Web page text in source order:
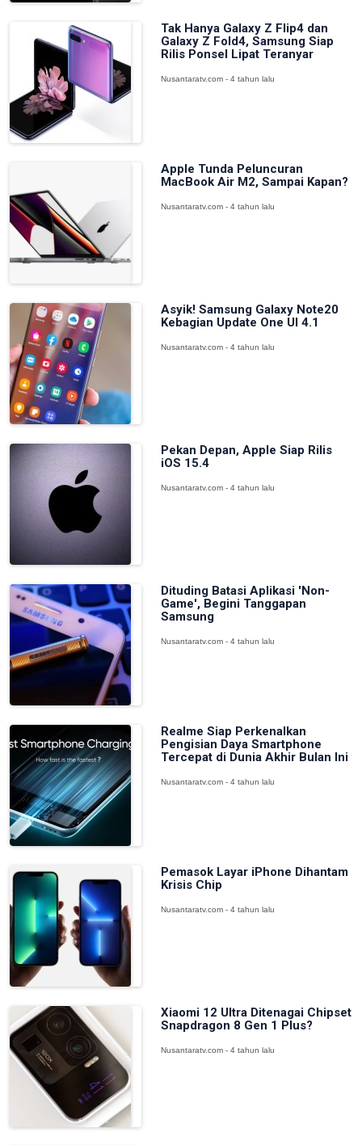
Tak Hanya Galaxy Z Flip4 dan
Galaxy Z Fold4, Samsung Siap
Rilis Ponsel Lipat Teranyar
Nusantaratv.com - 4 tahun lalu
Apple Tunda Peluncuran
MacBook Air M2, Sampai Kapan?
Nusantaratv.com - 4 tahun lalu
Asyik! Samsung Galaxy Note20
Kebagian Update One UI 4.1
Nusantaratv.com - 4 tahun lalu
Pekan Depan, Apple Siap Rilis
iOS 15.4
Nusantaratv.com - 4 tahun lalu
Dituding Batasi Aplikasi 'Non-
Game', Begini Tanggapan
Samsung
Nusantaratv.com - 4 tahun lalu
Realme Siap Perkenalkan
Pengisian Daya Smartphone
Tercepat di Dunia Akhir Bulan Ini
Nusantaratv.com - 4 tahun lalu
Pemasok Layar iPhone Dihantam
Krisis Chip
Nusantaratv.com - 4 tahun lalu
Xiaomi 12 Ultra Ditenagai Chipset
Snapdragon 8 Gen 1 Plus?
Nusantaratv.com - 4 tahun lalu